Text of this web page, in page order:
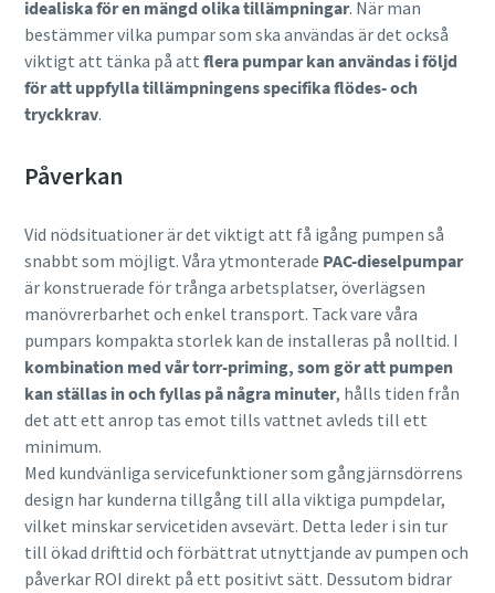
idealiska för en mängd olika tillämpningar. När man
bestämmer vilka pumpar som ska användas är det också
viktigt att tänka på att flera pumpar kan användas i följd
för att uppfylla tillämpningens specifika flödes- och
tryckkrav.
Påverkan
Vid nödsituationer är det viktigt att få igång pumpen så
snabbt som möjligt. Våra ytmonterade PAC-dieselpumpar
är konstruerade för trånga arbetsplatser, överlägsen
manövrerbarhet och enkel transport. Tack vare våra
pumpars kompakta storlek kan de installeras på nolltid. I
kombination med vår torr-priming, som gör att pumpen
kan ställas in och fyllas på några minuter, hålls tiden från
det att ett anrop tas emot tills vattnet avleds till ett
minimum.
Med kundvänliga servicefunktioner som gångjärnsdörrens
design har kunderna tillgång till alla viktiga pumpdelar,
vilket minskar servicetiden avsevärt. Detta leder i sin tur
till ökad drifttid och förbättrat utnyttjande av pumpen och
påverkar ROI direkt på ett positivt sätt. Dessutom bidrar